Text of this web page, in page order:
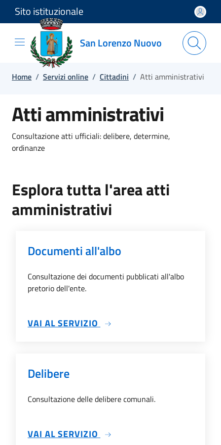
Salta e vai al contenuto
Salta e vai al footer
Sito istituzionale
San Lorenzo Nuovo
Home / Servizi online / Cittadini / Atti amministrativi
Atti amministrativi
Consultazione atti ufficiali: delibere, determine,
ordinanze
Esplora tutta l'area atti
amministrativi
Documenti all'albo
Consultazione dei documenti pubblicati all'albo
pretorio dell'ente.
VAI AL SERVIZIO SU DOCUMENTI ALL'ALBO
Delibere
Consultazione delle delibere comunali.
VAI AL SERVIZIO SU DELIBERE